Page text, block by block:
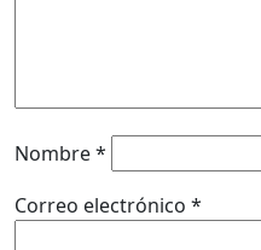
Nombre*
Correo electrónico *